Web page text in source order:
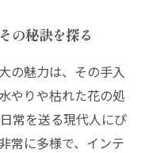
の秘訣を探る
の魅力は、その手入
やりや枯れた花の処
常を送る現代人にぴ
常に多様で、インテ